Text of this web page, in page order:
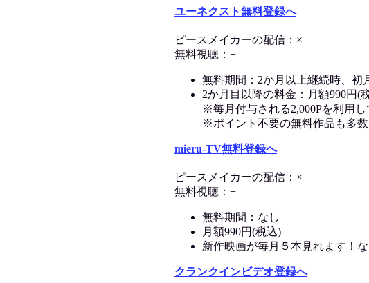
ユーネクスト無料登録へ
ピースメイカーの配信：×
無料視聴：−
無料期間：2か月以上継続時、初
2か月目以降の料金：月額990円(
※毎月付与される2,000Pを利用
※ポイント不要の無料作品も多
mieru-TV無料登録へ
ピースメイカーの配信：×
無料視聴：−
無料期間：なし
月額990円(税込)
新作映画が毎月５本見れます！
クランクインビデオ登録へ